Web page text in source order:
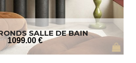
SALLE DE BAIN
1099.00 €